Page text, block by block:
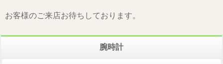
お客様のご来店お待ちしております。
腕時計